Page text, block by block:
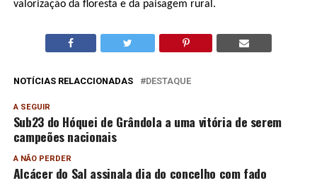
valorização da floresta e da paisagem rural.
NOTÍCIAS RELACCIONADAS DESTAQUE
A SEGUIR
Sub23 do Hóquei de Grândola a uma vitória de serem
campeões nacionais
A NÃO PERDER
Alcácer do Sal assinala dia do concelho com fado